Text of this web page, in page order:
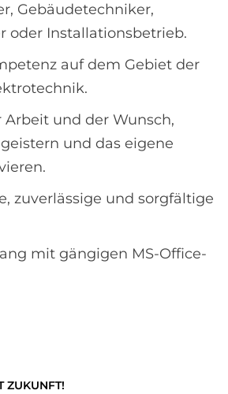
Gebäudetechniker,
oder Installationsbetrieb.
auf dem Gebiet der
Arbeit und der Wunsch,
und das eigene
zuverlässige und sorgfältige
mit gängigen MS-Office-
ZUKUNFT!